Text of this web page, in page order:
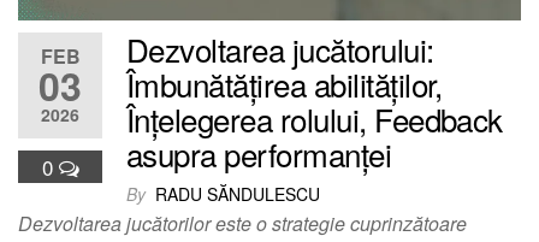
FEB
03
2026
0
Dezvoltarea jucătorului:
Îmbunătățirea abilităților,
Înțelegerea rolului, Feedback
asupra performanței
By RADU SĂNDULESCU
Dezvoltarea jucătorilor este o strategie cuprinzătoare